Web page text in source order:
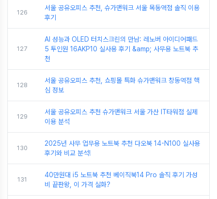
126
서울 공유오피스 추천, 슈가맨워크 서울 목동역점 솔직 이용
후기
127
AI 성능과 OLED 터치스크린의 만남: 레노버 아이디어패드
5 투인원 16AKP10 실사용 후기 &amp; 사무용 노트북 추
천
128
서울 공유오피스 추천, 쇼핑몰 특화 슈가맨워크 창동역점 핵
심 정보
129
서울 공유오피스 추천 슈가맨워크 서울 가산 IT타워점 실제
이용 분석
130
2025년 사무 업무용 노트북 추천 다오북 14-N100 실사용
후기와 비교 분석!
131
40만원대 i5 노트북 추천 베이직북14 Pro 솔직 후기 가성
비 끝판왕, 이 가격 실화?